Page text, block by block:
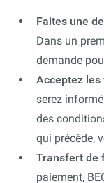
Faites une
Dans un
demande
Acceptez
serez
des
qui précède,
Transfert de
paiement,